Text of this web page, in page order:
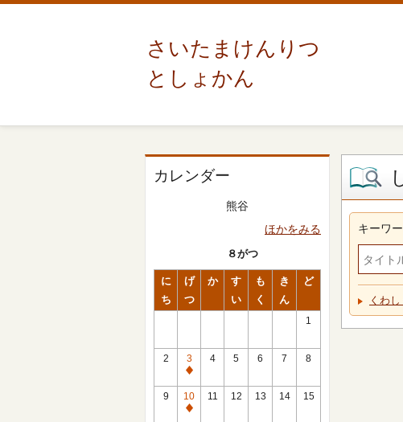
さいたまけんりつ
としょかん
カレンダー
熊谷
ほかをみる
８がつ
に
ち
げ
つ
か
す
い
も
く
き
ん
ど
1
2
3
休
館
日
4 5 6 7 8
9
10
休
11 12 13 14 15
キーワ
くわ